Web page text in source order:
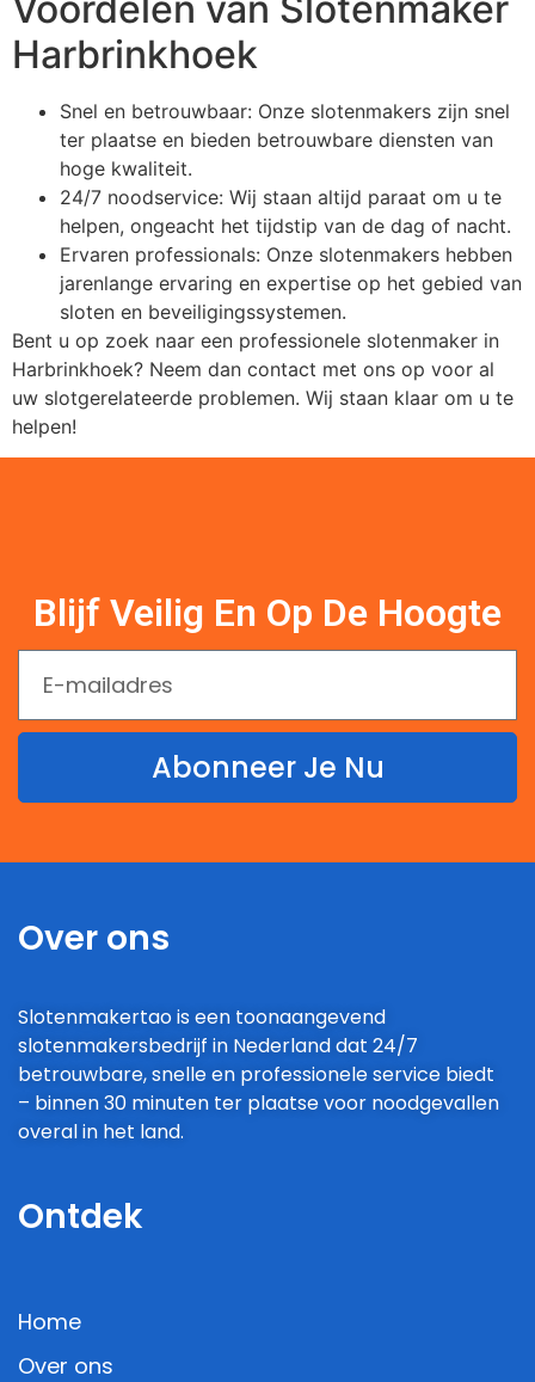
Harbrinkhoek
Snel en betrouwbaar: Onze slotenmakers zijn snel
ter plaatse en bieden betrouwbare diensten van
hoge kwaliteit.
24/7 noodservice: Wij staan altijd paraat om u te
helpen, ongeacht het tijdstip van de dag of nacht.
Ervaren professionals: Onze slotenmakers hebben
jarenlange ervaring en expertise op het gebied van
sloten en beveiligingssystemen.
Bent u op zoek naar een professionele slotenmaker in
Harbrinkhoek? Neem dan contact met ons op voor al
uw slotgerelateerde problemen. Wij staan klaar om u te
helpen!
Blijf Veilig En Op De Hoogte
Abonneer Je Nu
Over ons
Slotenmakertao is een toonaangevend
slotenmakersbedrijf in Nederland dat 24/7
betrouwbare, snelle en professionele service biedt
– binnen 30 minuten ter plaatse voor noodgevallen
overal in het land.
Ontdek
Home
Over ons